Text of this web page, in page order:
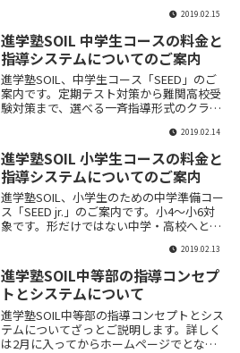
2019.02.15
進学塾SOIL 中学生コースの料金と
指導システムについてのご案内
進学塾SOIL、中学生コース「SEED」のご
案内です。定期テスト対策から難関高校受
験対策まで、選べる一斉指導形式のクラス
ミックスした低価格で5教科対応のハイブ
リッドコースです。小手先のテクニックに
頼らない高校、大学入試へとつながる学び
方と思考力養成のための高クオリティの授
業を。中高一貫生のためのコースも。
2019.02.14
進学塾SOIL 小学生コースの料金と
指導システムについてのご案内
進学塾SOIL、小学生のための中学準備コー
ス「SEED jr.」のご案内です。小4〜小6対
象です。形だけではない中学・高校へとつ
識の充実を目的としたコースです。未来の
トップ生を待っています！
2019.02.13
進学塾SOIL中等部の指導コンセプ
トとシステムについて
進学塾SOIL中等部の指導コンセプトとシス
テムについてざっとご説明します。詳しく
は2月に入ってからホームページでとなり